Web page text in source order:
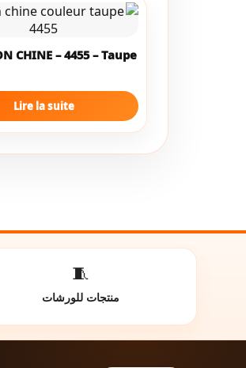
CHINE – 4455 – Taupe
Lire la suite
🧵
منتجات للورشات